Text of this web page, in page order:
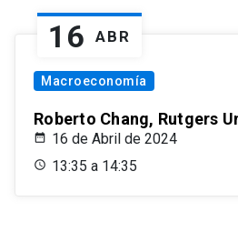
16 ABR
Macroeconomía
Roberto Chang, Rutgers
16 de Abril de 2024
13:35 a 14:35